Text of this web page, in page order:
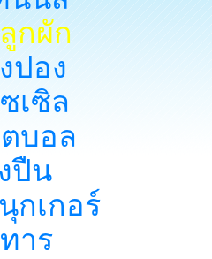
กผัก
ปอง
เซิล
บอล
ปืน
กเกอร์
าร